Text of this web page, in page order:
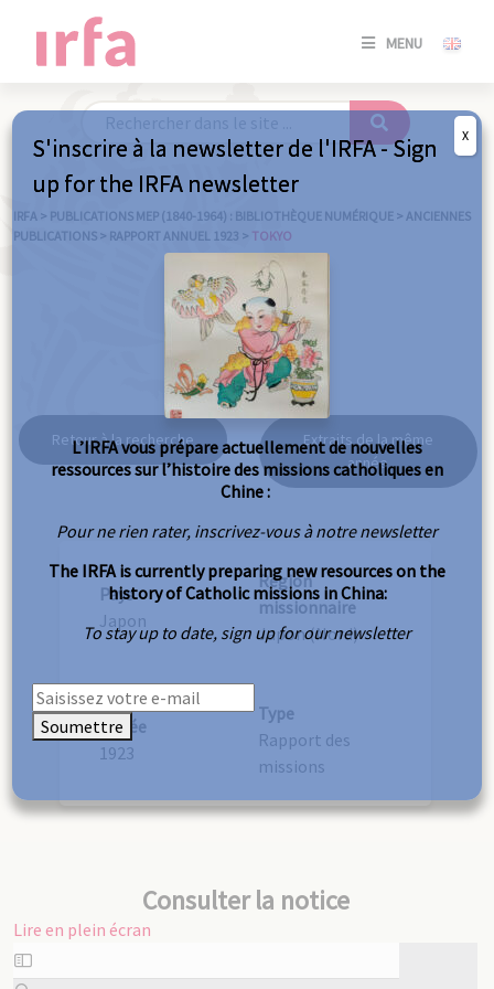
MENU
SE
/
IRFA > PUBLICATIONS MEP (1840-1964) : BIBLIOTHÈQUE NUMÉRIQUE > ANCIENNES
PUBLICATIONS > RAPPORT ANNUEL 1923 > TOKYO
Tokyo
Retour à la recherche
Extraits de la même
année
Pays
Japon
Région
missionnaire
Japon (Nord)
Année
1923
Type
Rapport des
missions
Consulter la notice
Lire en plein écran
Aller
au
S'inscrire à la newsletter de l'IRFA - Sign
up for the IRFA newsletter
L’IRFA vous prépare actuellement de nouvelles
ressources sur l’histoire des missions catholiques en
Chine :
Pour ne rien rater, inscrivez-vous à notre newsletter
The IRFA is currently preparing new resources on the
history of Catholic missions in China:
To stay up to date, sign up for our newsletter
Soumettre
X